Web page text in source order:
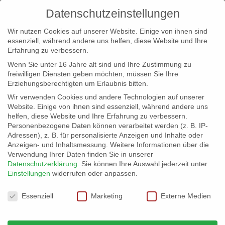
info@erfolgreich-events.de
+4940 46 777 230
Datenschutzeinstellungen
Wir nutzen Cookies auf unserer Website. Einige von ihnen sind
essenziell, während andere uns helfen, diese Website und Ihre
Erfahrung zu verbessern.
Wenn Sie unter 16 Jahre alt sind und Ihre Zustimmung zu
freiwilligen Diensten geben möchten, müssen Sie Ihre
Erziehungsberechtigten um Erlaubnis bitten.
Wir verwenden Cookies und andere Technologien auf unserer
Website. Einige von ihnen sind essenziell, während andere uns
helfen, diese Website und Ihre Erfahrung zu verbessern.
Personenbezogene Daten können verarbeitet werden (z. B. IP-
Adressen), z. B. für personalisierte Anzeigen und Inhalte oder
Anzeigen- und Inhaltsmessung. Weitere Informationen über die
Verwendung Ihrer Daten finden Sie in unserer
Datenschutzerklärung
Sie können Ihre Auswahl jederzeit unter
Einstellungen widerrufen oder anpassen.
Datenschutzeinstellungen
Essenziell Marketing Externe Medien